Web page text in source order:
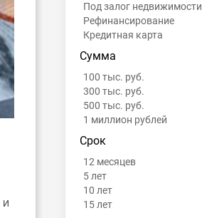
Под залог недвижимости
Рефинансирование
Кредитная карта
Сумма
100 тыс. руб.
300 тыс. руб.
500 тыс. руб.
1 миллион рублей
Срок
12 месяцев
5 лет
10 лет
15 лет